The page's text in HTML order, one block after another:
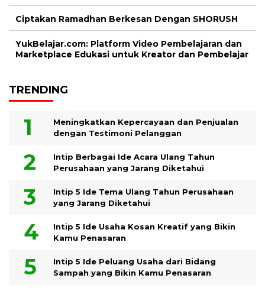
Ciptakan Ramadhan Berkesan Dengan SHORUSH
YukBelajar.com: Platform Video Pembelajaran dan
Marketplace Edukasi untuk Kreator dan Pembelajar
TRENDING
Meningkatkan Kepercayaan dan Penjualan
dengan Testimoni Pelanggan
Intip Berbagai Ide Acara Ulang Tahun
Perusahaan yang Jarang Diketahui
Intip 5 Ide Tema Ulang Tahun Perusahaan
yang Jarang Diketahui
Intip 5 Ide Usaha Kosan Kreatif yang Bikin
Kamu Penasaran
Intip 5 Ide Peluang Usaha dari Bidang
Sampah yang Bikin Kamu Penasaran